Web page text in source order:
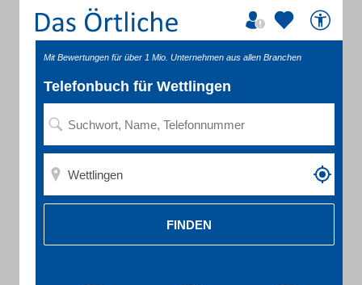
Mit Bewertungen für über 1 Mio. Unternehmen aus allen Branchen
Telefonbuch für Wettlingen
FINDEN